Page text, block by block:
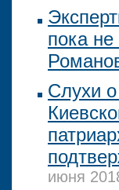
пока
Слухи
июня